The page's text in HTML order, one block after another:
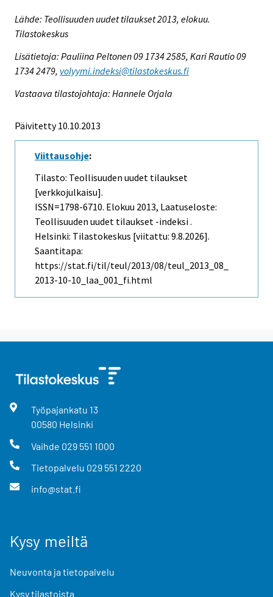
Lähde: Teollisuuden uudet tilaukset 2013, elokuu.
Tilastokeskus
Lisätietoja: Pauliina Peltonen 09 1734 2585, Kari Rautio 09
1734 2479, volyymi.indeksi@tilastokeskus.fi
Vastaava tilastojohtaja: Hannele Orjala
Päivitetty 10.10.2013
Viittausohje:
Tilasto: Teollisuuden uudet tilaukset
[verkkojulkaisu].
ISSN=1798-6710. Elokuu 2013, Laatuseloste:
Teollisuuden uudet tilaukset -indeksi .
Helsinki: Tilastokeskus [viitattu: 9.8.2026].
Saantitapa:
https://stat.fi/til/teul/2013/08/teul_2013_08_
2013-10-10_laa_001_fi.html
Työpajankatu 13
00580 Helsinki
Vaihde 029 551 1000
Tietopalvelu 029 551 2220
info@stat.fi
Kysy meiltä
Neuvonta ja tietopalvelu
Kysy tilastoista